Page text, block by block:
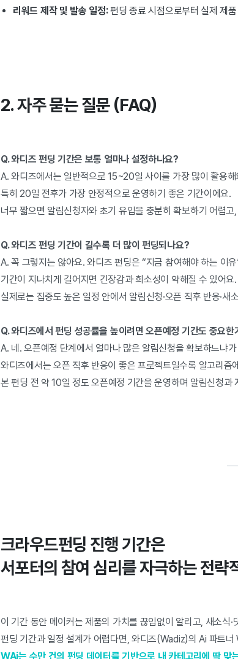
리워드 제작 및 발송 일정:펀딩 종료 시점으로부터 실제 제
2. 자주 묻는 질문 (FAQ)
Q. 와디즈 펀딩 기간은 보통 얼마나 설정하나요?
A. 와디즈에서는 일반적으로 15~20일 사이를 가장 많이 활용해
특히 20일 전후가 가장 안정적으로 운영하기 좋은 기간이에요.
너무 짧으면 알림신청자와 초기 유입을 충분히 확보하기 어렵
Q. 와디즈 펀딩 기간이 길수록 더 많이 펀딩되나요?
A. 꼭 그렇지는 않아요. 와디즈 펀딩은 “지금 참여해야 하는 이
기간이 지나치게 길어지면 긴장감과 희소성이 약해질 수 있어요.
실제로는 집중도 높은 일정 안에서 알림신청·오픈 직후 반응·
Q. 와디즈에서 펀딩 성공률을 높이려면 오픈예정 기간도 중요한
A. 네. 오픈예정 단계에서 얼마나 많은 알림신청을 확보하느냐
와디즈에서는 오픈 직후 반응이 좋은 프로젝트일수록 알고리즘
본 펀딩 전 약 10일 정도 오픈예정 기간을 운영하며 알림신청과
크라우드펀딩 진행 기간은
서포터의 참여 심리를 자극하는 전략
이 기간 동안 메이커는 제품의 가치를 끊임없이 알리고, 새소식
펀딩 기간과 일정 설계가 어렵다면, 와디즈(Wadiz)의 Ai 파트너
WAi는 수만 건의 펀딩 데이터를 기반으로 내 카테고리에 딱 맞